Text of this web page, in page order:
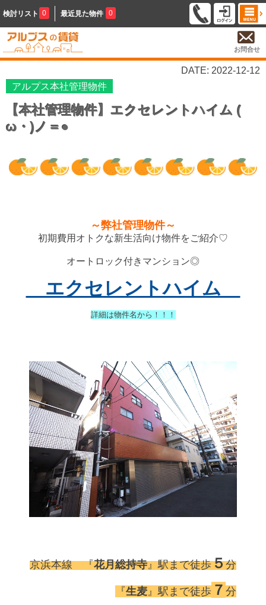
検討リスト 0 最近見た物件 0
お問合せ
DATE: 2022-12-12
アルプス本社管理物件
【本社管理物件】エクセレントハイム (ゝ
ω・)ノ＝●
～弊社管理物件～
初期費用オトクな新生活向け物件をご紹介♡
オートロック付きマンション◎
エクセレントハイム
詳細は物件名から！！！
京浜本線 『花月総持寺』駅まで徒歩５分
『生麦』駅まで徒歩 ７ 分